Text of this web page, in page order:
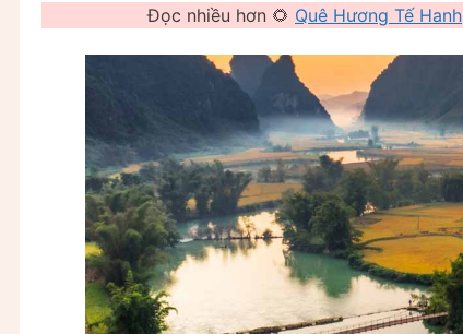
Đọc nhiều hơn 🌻 Quê Hương Tế Hanh